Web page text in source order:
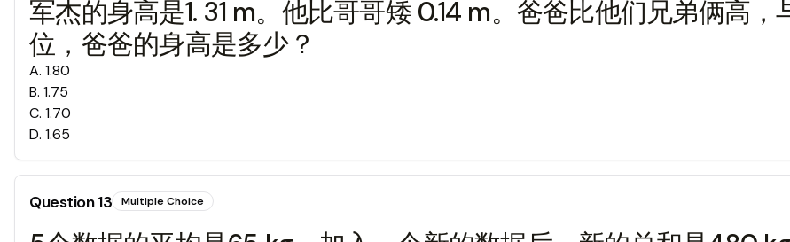
军杰的身高是1. 31 m。他比哥哥矮 0.14 m。爸爸比他们兄弟俩高
位，爸爸的身高是多少？
A. 1.80
B. 1.75
C. 1.70
D. 1.65
Question13 Multiple Choice